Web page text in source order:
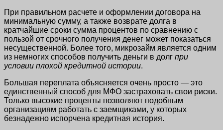
При правильном расчете и оформлении договора на
минимальную сумму, а также возврате долга в
кратчайшие сроки сумма процентов по сравнению с
пользой от срочного получения денег может показаться
несущественной. Более того, микрозайм является одним
из немногих способов получить деньги в долг при
условии плохой кредитной истории.
Большая переплата объясняется очень просто — это
единственный способ для МФО застраховать свои риски.
Только высокие проценты позволяют подобным
организациям работать с заемщиками, у которых
безнадежно испорчена кредитная история.